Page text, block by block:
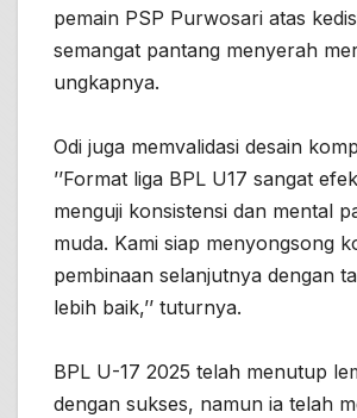
pemain PSP Purwosari atas
semangat pantang menyerah
ungkapnya.
Odi juga memvalidasi desain
’’Format liga BPL U17 sangat
menguji konsistensi dan mental
muda. Kami siap menyongsong
pembinaan selanjutnya dengan
lebih baik,’’ tuturnya.
BPL U-17 2025 telah menutup
dengan sukses, namun ia telah